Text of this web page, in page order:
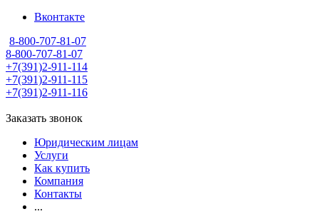
Вконтакте
8-800-707-81-07
8-800-707-81-07
+7(391)2-911-114
+7(391)2-911-115
+7(391)2-911-116
Заказать звонок
Юридическим лицам
Услуги
Как купить
Компания
Контакты
...